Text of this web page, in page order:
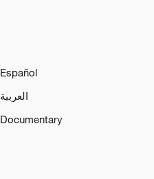
Español
العربية
Documentary